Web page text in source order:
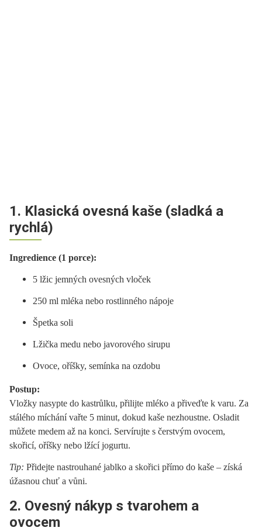
1. Klasická ovesná kaše (sladká a
rychlá)
Ingredience (1 porce):
5 lžic jemných ovesných vloček
250 ml mléka nebo rostlinného nápoje
Špetka soli
Lžička medu nebo javorového sirupu
Ovoce, oříšky, semínka na ozdobu
Postup:
Vložky nasypte do kastrůlku, přilijte mléko a přiveďte k varu. Za
stálého míchání vařte 5 minut, dokud kaše nezhoustne. Osladit
můžete medem až na konci. Servírujte s čerstvým ovocem,
skořicí, oříšky nebo lžící jogurtu.
Tip: Přidejte nastrouhané jablko a skořici přímo do kaše – získá
úžasnou chuť a vůni.
2. Ovesný nákyp s tvarohem a
ovocem